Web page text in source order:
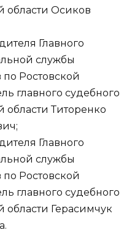
области Осиков
Главного
службы
Ростовской
главного судебного
области Титоренко
Главного
службы
Ростовской
главного судебного
области Герасимчук